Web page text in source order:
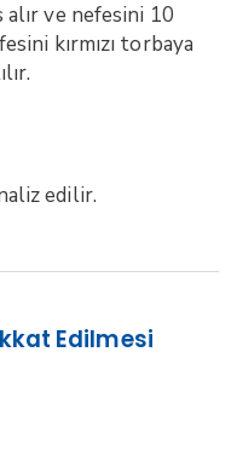
ve nefesini 10
kırmızı torbaya
edilir.
Edilmesi